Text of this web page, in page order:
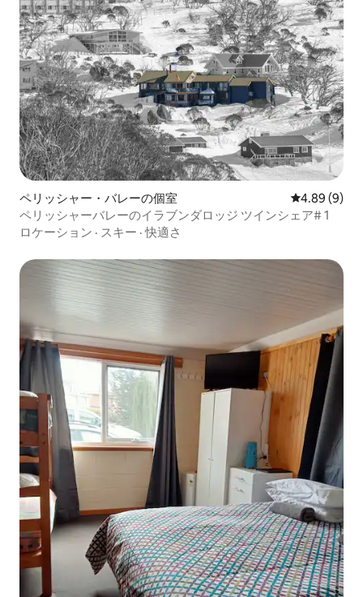
ペリッシャー・バレーの個室 レビュー9件
4.89 (9)
ペリッシャーバレーのイラブンダロッジ ツインシェア# 1
ロケーション · スキー ·快適さ